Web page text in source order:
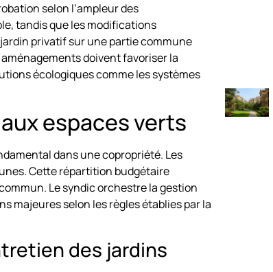
selon l’ampleur des
tandis que les modifications
privatif sur une partie commune
doivent favoriser la
écologiques comme les systèmes
espaces verts
dans une copropriété. Les
Cette répartition budgétaire
Le syndic orchestre la gestion
majeures selon les règles établies par la
des jardins